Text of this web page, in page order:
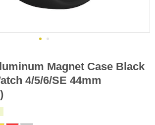
Magnet Case Black
4/5/6/SE 44mm